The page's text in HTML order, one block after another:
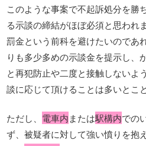
このような事案で不起訴処分を勝
る示談の締結がほぼ必須と思われま
罰金という前科を避けたいのであ
りも多少多めの示談金を提示し、
と再犯防止や二度と接触しないよ
談に応じて頂けることは多いとこと
ただし、 電車内または駅構内での
ず、被疑者に対して強い憤りを抱